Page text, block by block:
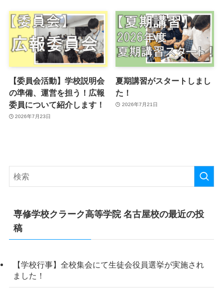
【委員会活動】学校説明会
の準備、運営を担う！広報
委員について紹介します！
2026年7月23日
夏期講習がスタートしまし
た！
2026年7月21日
専修学校クラーク高等学院 名古屋校の最近の投
稿
【学校行事】全校集会にて生徒会役員選挙が実施され
ました！